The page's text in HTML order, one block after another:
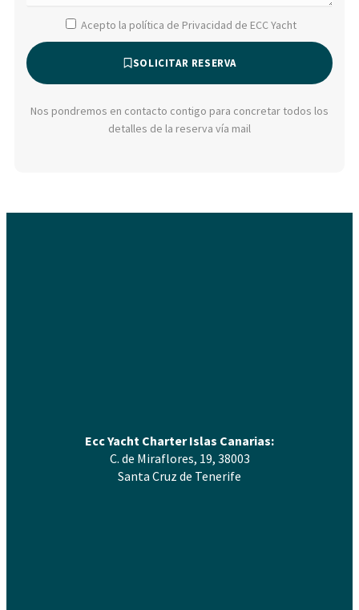
Acepto la política de Privacidad de ECC Yacht
SOLICITAR RESERVA
Nos pondremos en contacto contigo para concretar todos los
detalles de la reserva vía mail
Ecc Yacht Charter Islas Canarias:
C. de Miraflores, 19, 38003
Santa Cruz de Tenerife